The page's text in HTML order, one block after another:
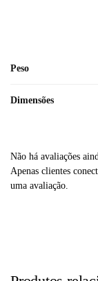
Peso
Dimensões
Não há avaliações
Apenas clientes
uma avaliação.